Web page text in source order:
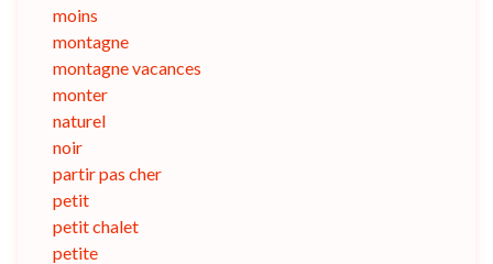
moins
montagne
montagne vacances
monter
naturel
noir
partir pas cher
petit
petit chalet
petite